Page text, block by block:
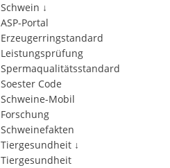
Schwein ↓
ASP-Portal
Erzeugerringstandard
Leistungsprüfung
Spermaqualitätsstandard
Soester Code
Schweine-Mobil
Forschung
Schweinefakten
Tiergesundheit ↓
Tiergesundheit